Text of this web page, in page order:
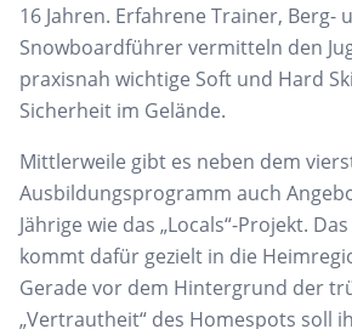
16 Jahren. Erfahrene Trainer, Berg-
Snowboardführer vermitteln den
praxisnah wichtige Soft und Hard
Sicherheit im Gelände.
Mittlerweile gibt es neben dem
Ausbildungsprogramm auch
Jährige wie das „Locals“-Projekt. Das
kommt dafür gezielt in die
Gerade vor dem Hintergrund der
„Vertrautheit“ des Homespots soll